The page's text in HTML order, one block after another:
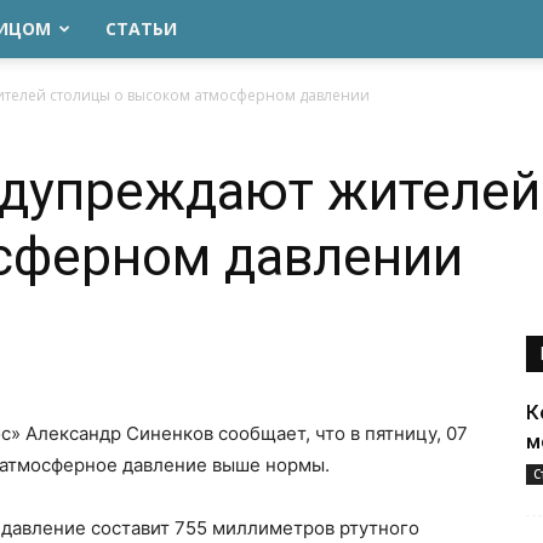
СТАТЬИ
столицы о высоком атмосферном давлении
давлении
Александр Синенков сообщает, что в пятницу, 07
давление выше нормы.
составит 755 миллиметров ртутного